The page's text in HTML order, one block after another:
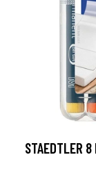
STAEDTLER 8